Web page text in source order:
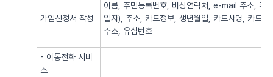
가입신청서 작성
이름, 주민등록번호, 비상연락처, e-mail 주소, 주
일자), 주소, 카드정보, 생년월일, 카드사명, 카드
주소, 유심번호
- 이동전화 서비
스